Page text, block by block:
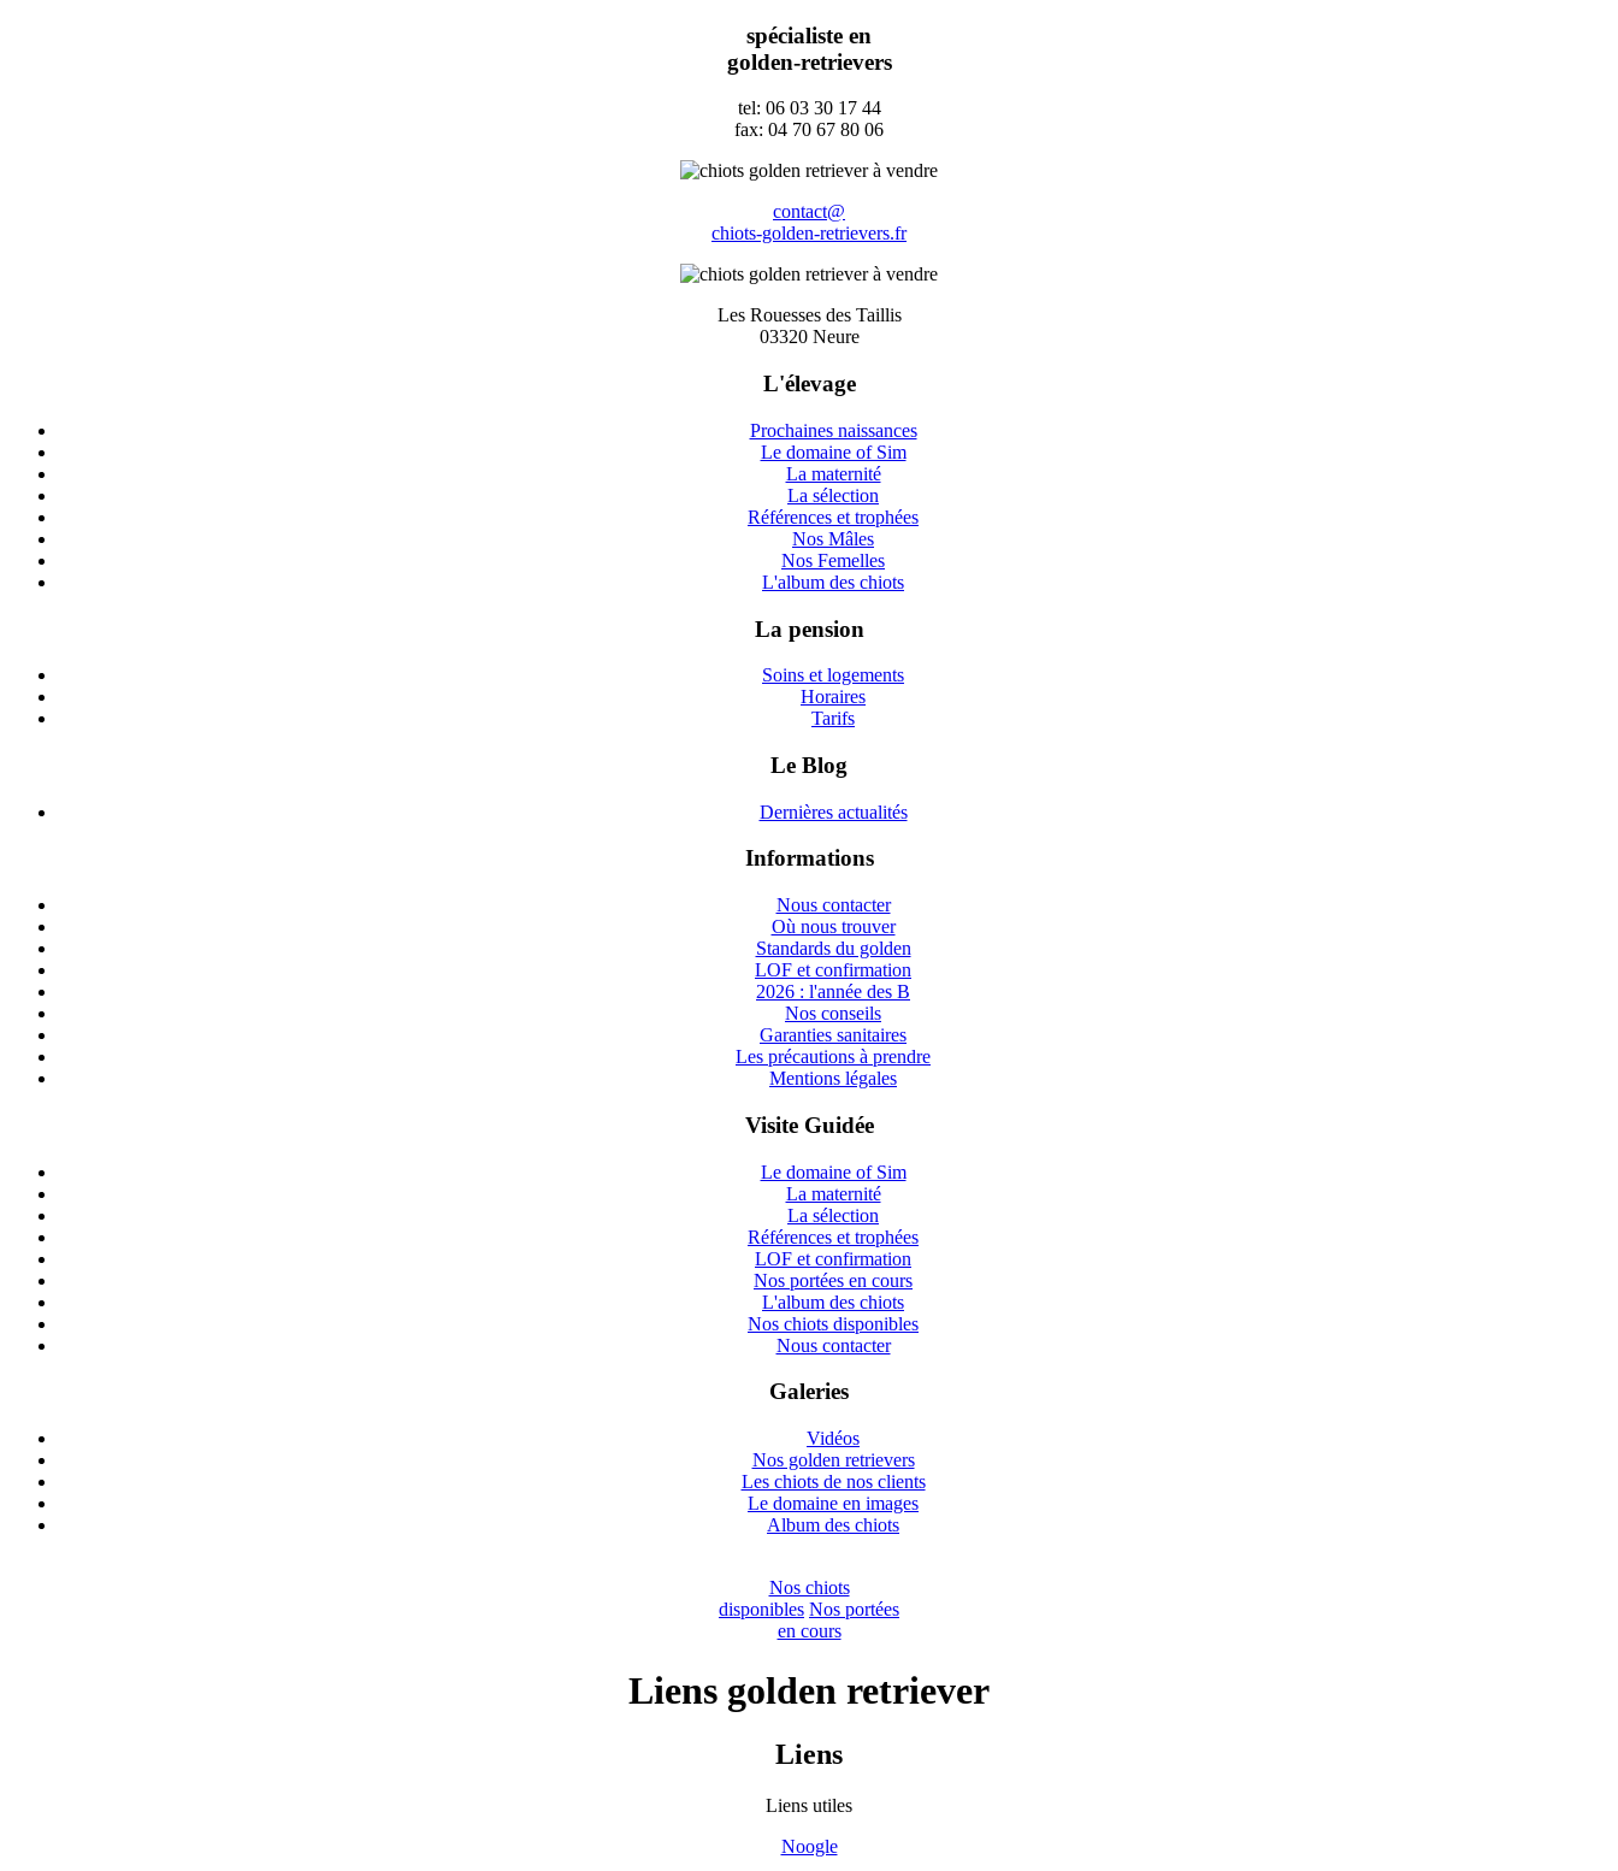
spécialiste en
golden-retrievers
tel: 06 03 30 17 44
fax: 04 70 67 80 06
contact@
chiots-golden-retrievers.fr
Les Rouesses des Taillis
03320 Neure
L'élevage
Prochaines naissances
Le domaine of Sim
La maternité
La sélection
Références et trophées
Nos Mâles
Nos Femelles
L'album des chiots
La pension
Soins et logements
Horaires
Tarifs
Le Blog
Dernières actualités
Informations
Nous contacter
Où nous trouver
Standards du golden
LOF et confirmation
2026 : l'année des B
Nos conseils
Garanties sanitaires
Les précautions à prendre
Mentions légales
Visite Guidée
Le domaine of Sim
La maternité
La sélection
Références et trophées
LOF et confirmation
Nos portées en cours
L'album des chiots
Nos chiots disponibles
Nous contacter
Galeries
Vidéos
Nos golden retrievers
Les chiots de nos clients
Le domaine en images
Album des chiots
Nos chiots
disponibles Nos portées
en cours
Liens golden retriever
Liens
Liens utiles
Noogle